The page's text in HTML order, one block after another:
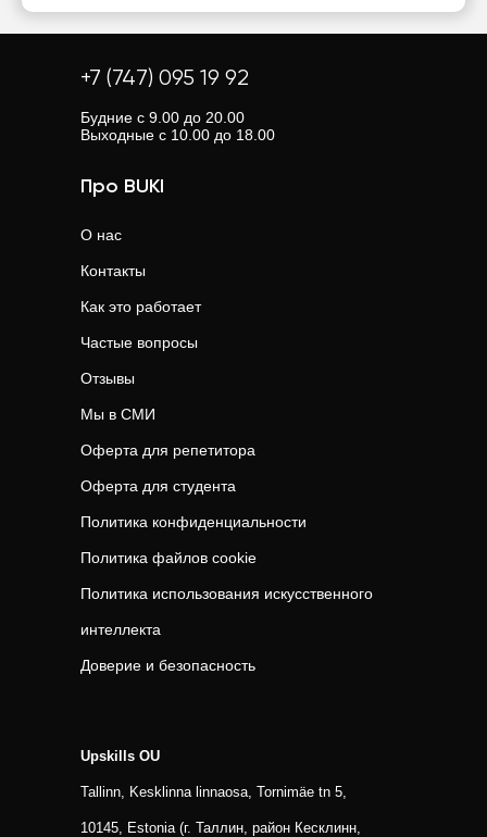
+7 (747) 095 19 92
Будние с 9.00 до 20.00
Выходные с 10.00 до 18.00
Про BUKI
О нас
Контакты
Как это работает
Частые вопросы
Отзывы
Мы в СМИ
Оферта для репетитора
Оферта для студента
Политика конфиденциальности
Политика файлов cookie
Политика использования искусственного
интеллекта
Доверие и безопасность
Upskills OU
Tallinn, Kesklinna linnaosa, Tornimäe tn 5,
10145, Estonia (г. Таллин, район Кесклинн,